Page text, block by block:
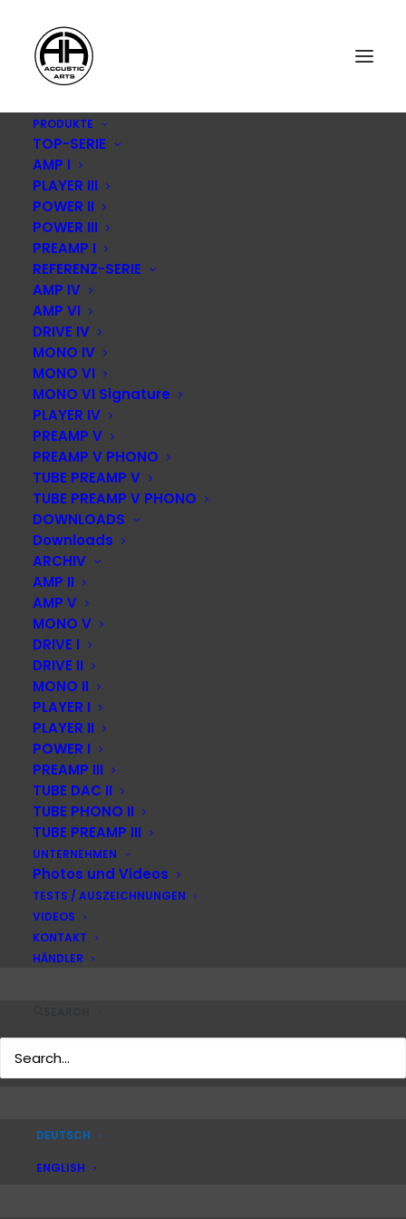
PRODUKTE
TOP-SERIE
AMP I
PLAYER III
POWER II
POWER III
PREAMP I
REFERENZ-SERIE
AMP IV
AMP VI
DRIVE IV
MONO IV
MONO VI
MONO VI Signature
PLAYER IV
PREAMP V
PREAMP V PHONO
TUBE PREAMP V
TUBE PREAMP V PHONO
DOWNLOADS
Downloads
ARCHIV
AMP II
AMP V
MONO V
DRIVE I
DRIVE II
MONO II
PLAYER I
PLAYER II
POWER I
PREAMP III
TUBE DAC II
TUBE PHONO II
TUBE PREAMP III
UNTERNEHMEN
Photos und Videos
TESTS / AUSZEICHNUNGEN
VIDEOS
KONTAKT
HÄNDLER
DEUTSCH
ENGLISH
STEREO_9-19_AccusticArts CD-Amp-de-1
Home
DIESE SEITE TEILEN:
ACCUSTIC ARTS Audio GmbH
Home of ACCUSTIC ARTS®
Hoher Steg 7
74348 Lauffen
Telefon +49 7133 97477-0
Telefax +49 7133 97477-40
Mobil: +49 176 97908171
E-Mail:info@accusticarts.de
Aktuelles
Kontakt
Blog
Datenschutzerklärung
AGB
Warranty Terms
Produktbilder